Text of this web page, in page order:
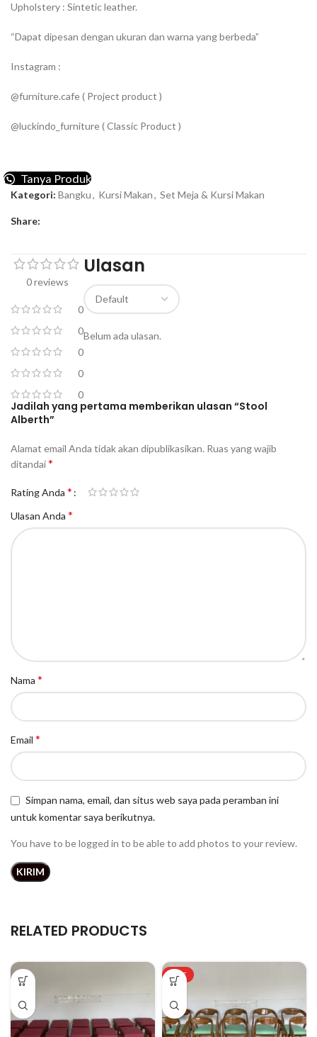
Upholstery : Sintetic leather.
“Dapat dipesan dengan ukuran dan warna yang berbeda”
Instagram :
@furniture.cafe ( Project product )
@luckindo_furniture ( Classic Product )
Tanya Produk
Kategori: Bangku, Kursi Makan, Set Meja & Kursi Makan
Share:
0 reviews
0
0
0
0
0
Ulasan
Belum ada ulasan.
Jadilah yang pertama memberikan ulasan “Stool
Alberth”
Alamat email Anda tidak akan dipublikasikan. Ruas yang wajib
ditandai*
Rating Anda *
Ulasan Anda *
Nama *
Email *
Simpan nama, email, dan situs web saya pada peramban ini
untuk komentar saya berikutnya.
You have to be logged in to be able to add photos to your review.
RELATED PRODUCTS
HOT